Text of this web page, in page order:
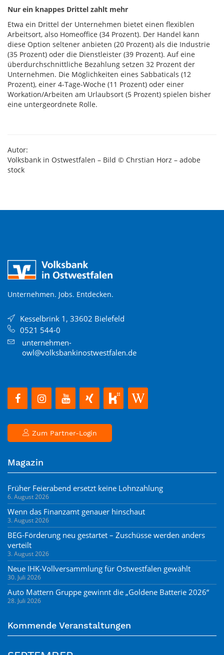
Nur ein knappes Drittel zahlt mehr
Etwa ein Drittel der Unternehmen bietet einen flexiblen
Arbeitsort, also Homeoffice (34 Prozent). Der Handel kann
diese Option seltener anbieten (20 Prozent) als die Industrie
(35 Prozent) oder die Dienstleister (39 Prozent). Auf eine
überdurchschnittliche Bezahlung setzen 32 Prozent der
Unternehmen. Die Möglichkeiten eines Sabbaticals (12
Prozent), einer 4-Tage-Woche (11 Prozent) oder einer
Workation/Arbeiten am Urlaubsort (5 Prozent) spielen bisher
eine untergeordnete Rolle.
Autor:
Volksbank in Ostwestfalen – Bild © Chrstian Horz – adobe
stock
Unternehmen. Jobs. Entdecken.
Kesselbrink 1, 33602 Bielefeld
0521 544-0
unternehmen-
owl@volksbankinostwestfalen.de
Zum Partner-Login
Magazin
Früher Feierabend ersetzt keine Lohnzahlung
6. August 2026
Wenn das Finanzamt genauer hinschaut
3. August 2026
BEG-Förderung neu gestartet – Zuschüsse werden anders
verteilt
3. August 2026
Neue IHK-Vollversammlung für Ostwestfalen gewählt
30. Juli 2026
Auto Mattern Gruppe gewinnt die „Goldene Batterie 2026“
28. Juli 2026
Kommende Veranstaltungen